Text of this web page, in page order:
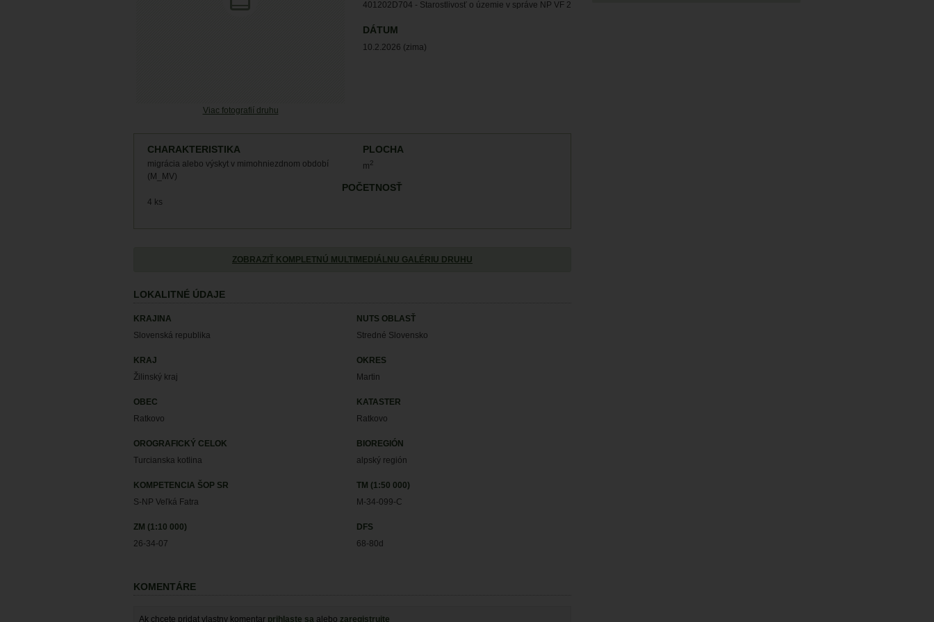
Viac fotografií druhu
401202D704 - Starostlivosť o územie v správe NP VF 2
DÁTUM
10.2.2026 (zima)
CHARAKTERISTIKA
migrácia alebo výskyt v mimohniezdnom období
(M_MV)
PLOCHA
m2
POČETNOSŤ
4 ks
ZOBRAZIŤ KOMPLETNÚ MULTIMEDIÁLNU GALÉRIU DRUHU
LOKALITNÉ ÚDAJE
KRAJINA
Slovenská republika
NUTS OBLASŤ
Stredné Slovensko
KRAJ
Žilinský kraj
OKRES
Martin
OBEC
Ratkovo
KATASTER
Ratkovo
OROGRAFICKÝ CELOK
Turcianska kotlina
BIOREGIÓN
alpský región
KOMPETENCIA ŠOP SR
S-NP Veľká Fatra
TM (1:50 000)
M-34-099-C
ZM (1:10 000)
26-34-07
DFS
68-80d
KOMENTÁRE
Ak chcete pridat vlastny komentar prihlaste sa alebo zaregistrujte